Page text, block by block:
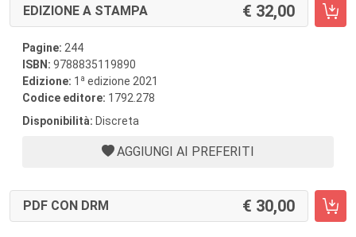
EDIZIONE A STAMPA 32,00
Pagine: 244
ISBN: 9788835119890
Edizione: 1 a edizione 2021
Codice editore: 1792.278
Disponibilità: Discreta
AGGIUNGI AI PREFERITI
PDF CON DRM 30,00